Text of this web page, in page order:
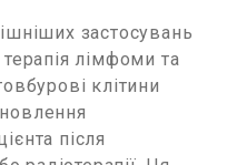
застосувань
лімфоми та
клітини
після